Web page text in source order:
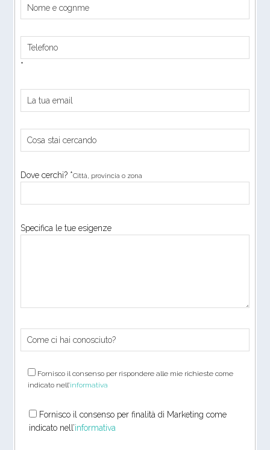
*
Dove cerchi? *Città, provincia o zona
Specifica le tue esigenze
Fornisco il consenso per rispondere alle mie richieste come
indicato nell’informativa
Fornisco il consenso per finalità di Marketing come
indicato nell’informativa